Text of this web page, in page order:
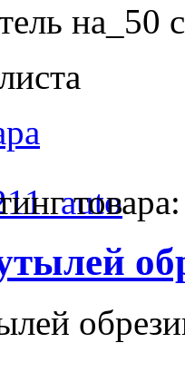
на_50
товара: